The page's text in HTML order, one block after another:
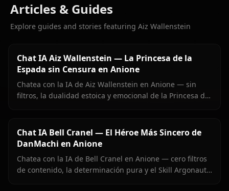
Articles & Guides
Explore guides and stories featuring Aiz Wallenstein
Chat IA Aiz Wallenstein — La Princesa de la
Espada sin Censura en Anione
Chatea con la IA de Aiz Wallenstein en Anione — sin
filtros, la dualidad estoica y emocional de la Princesa de
Chat IA Bell Cranel — El Héroe Más Sincero de
DanMachi en Anione
Chatea con la IA de Bell Cranel en Anione — cero filtros
de contenido, la determinación pura y el Skill Argonaut